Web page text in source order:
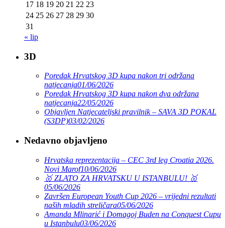
17 18 19 20 21 22 23
24 25 26 27 28 29 30
31
« lip
3D
Poredak Hrvatskog 3D kupa nakon tri održana
natjecanja01/06/2026
Poredak Hrvatskog 3D kupa nakon dva održana
natjecanja22/05/2026
Objavljen Natjecateljski pravilnik – SAVA 3D POKAL
(S3DP)03/02/2026
Nedavno objavljeno
Hrvatska reprezentacija – CEC 3rd leg Croatia 2026.
Novi Marof10/06/2026
🥇 ZLATO ZA HRVATSKU U ISTANBULU! 🥇
05/06/2026
Završen European Youth Cup 2026 – vrijedni rezultati
naših mladih streličara05/06/2026
Amanda Mlinarić i Domagoj Buden na Conquest Cupu
u Istanbulu03/06/2026